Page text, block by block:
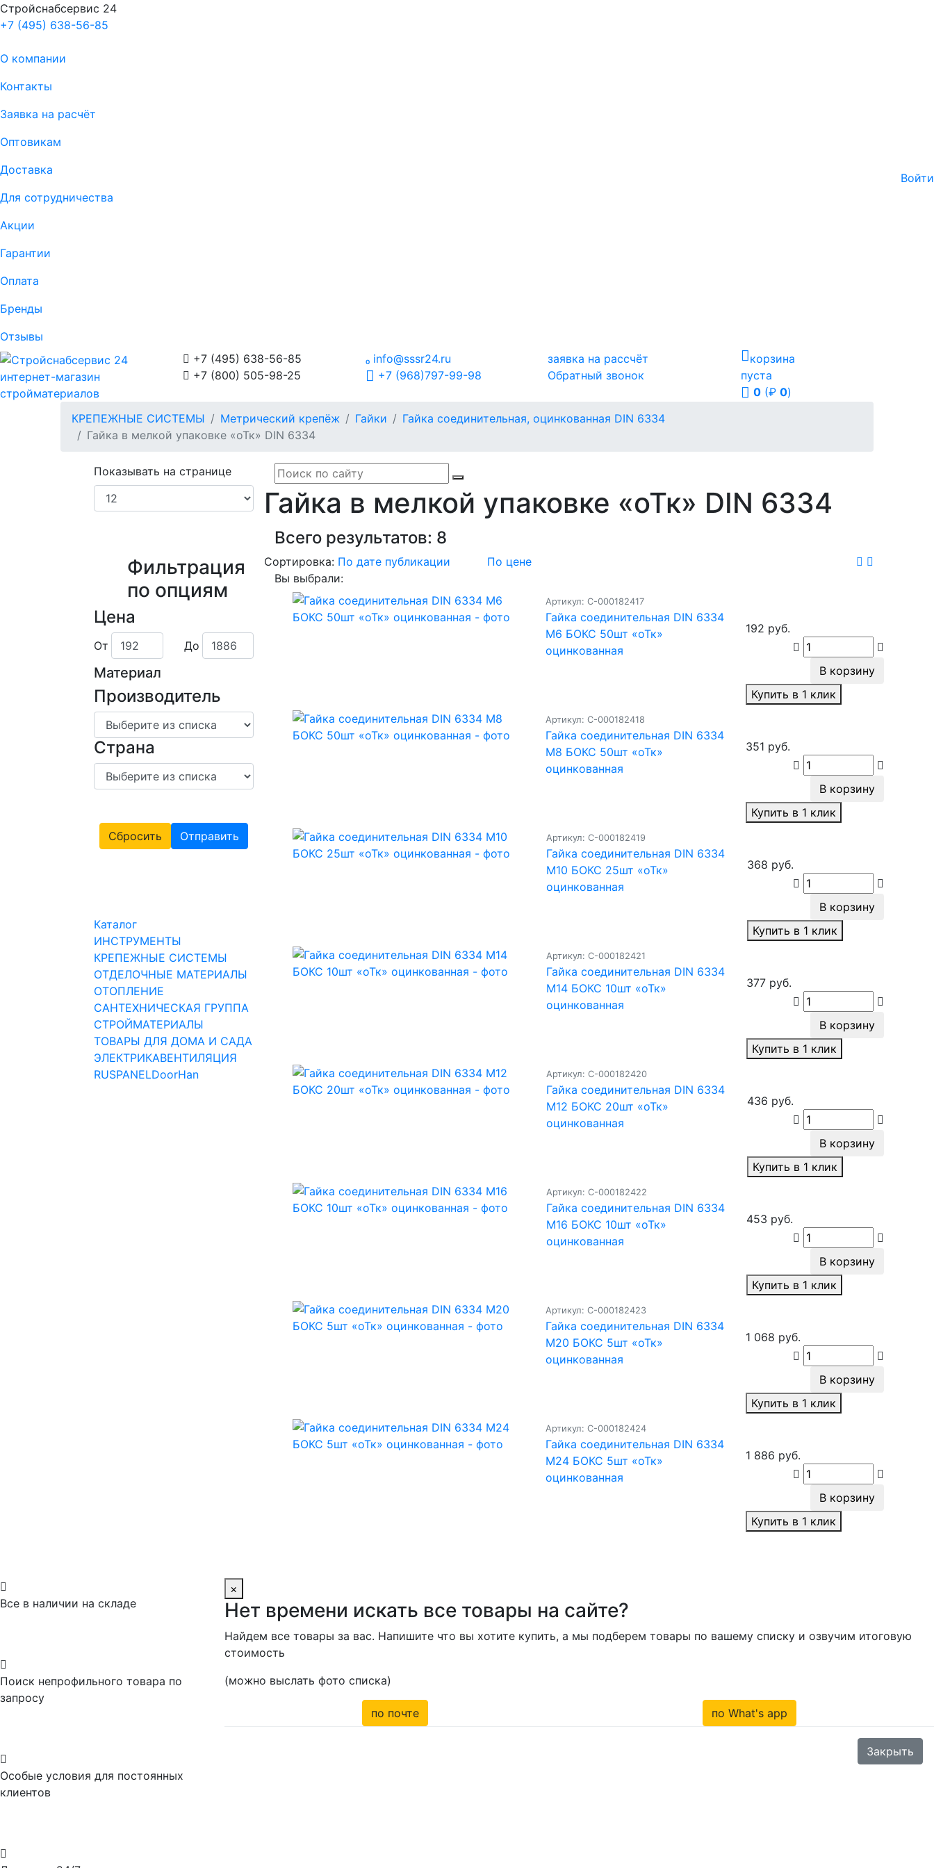
Стройснабсервис 24
+7 (495) 638-56-85
О компании
Контакты
Заявка на расчёт
Оптовикам
Доставка
Для сотрудничества
Акции
Гарантии
Оплата
Бренды
Отзывы
Войти
интернет-магазин
стройматериалов
корзина
пуста
0 (₽0)
 +7 (495) 638-56-85
 +7 (800) 505-98-25
info@sssr24.ru
+7 (968)797-99-98
заявка на рассчёт
Обратный звонок
КРЕПЕЖНЫЕ СИСТЕМЫ Метрический крепёж Гайки
Гайка соединительная, оцинкованная DIN 6334
Гайка в мелкой упаковке «оТк» DIN 6334
Гайка в мелкой упаковке «оТк» DIN 6334
Всего результатов: 8
Сортировка: По дате публикации
По цене
Вы выбрали:
Артикул: С-000182417
Гайка соединительная DIN 6334
М6 БОКС 50шт «оТк»
оцинкованная
192 руб.
В корзину
Купить в 1 клик
Артикул: С-000182418
Гайка соединительная DIN 6334
М8 БОКС 50шт «оТк»
оцинкованная
351 руб.
В корзину
Купить в 1 клик
Артикул: С-000182419
Гайка соединительная DIN 6334
М10 БОКС 25шт «оТк»
оцинкованная
368 руб.
В корзину
Купить в 1 клик
Артикул: С-000182421
Гайка соединительная DIN 6334
М14 БОКС 10шт «оТк»
оцинкованная
377 руб.
В корзину
Купить в 1 клик
Артикул: С-000182420
Гайка соединительная DIN 6334
М12 БОКС 20шт «оТк»
оцинкованная
436 руб.
В корзину
Купить в 1 клик
Артикул: С-000182422
Гайка соединительная DIN 6334
М16 БОКС 10шт «оТк»
оцинкованная
453 руб.
В корзину
Купить в 1 клик
Артикул: С-000182423
Гайка соединительная DIN 6334
М20 БОКС 5шт «оТк»
оцинкованная
1 068 руб.
В корзину
Купить в 1 клик
Артикул: С-000182424
Гайка соединительная DIN 6334
М24 БОКС 5шт «оТк»
оцинкованная
1 886 руб.
В корзину
Купить в 1 клик
Показывать на странице
Фильтрация
по опциям
Цена
От До
Материал
Производитель
Страна
Сбросить Отправить
Каталог
ИНСТРУМЕНТЫ
КРЕПЕЖНЫЕ СИСТЕМЫ
ОТДЕЛОЧНЫЕ МАТЕРИАЛЫ
ОТОПЛЕНИЕ
САНТЕХНИЧЕСКАЯ ГРУППА
СТРОЙМАТЕРИАЛЫ
ТОВАРЫ ДЛЯ ДОМА И САДА
ЭЛЕКТРИКАВЕНТИЛЯЦИЯ
RUSPANELDoorHan

Все в наличии на складе

Поиск непрофильного товара по
запросу

Особые условия для постоянных
клиентов

×
Нет времени искать все товары на сайте?
Найдем все товары за вас. Напишите что вы хотите купить, а мы подберем товары по вашему списку и озвучим итоговую
стоимость
(можно выслать фото списка)
по почте по What's app
Закрыть